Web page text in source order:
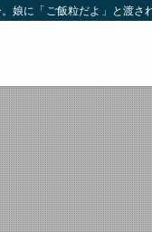
娘に「ご飯粒だよ」と渡